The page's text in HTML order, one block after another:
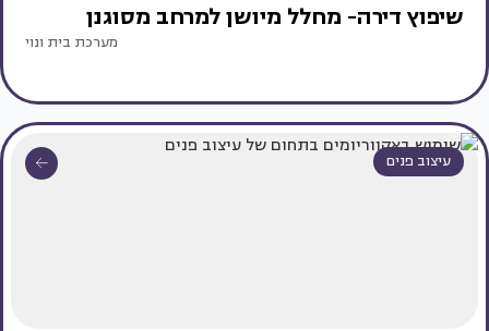
שיפוץ דירה- מחלל מיושן למרחב מסוגנן
מערכת בית ונוי
עיצוב פנים